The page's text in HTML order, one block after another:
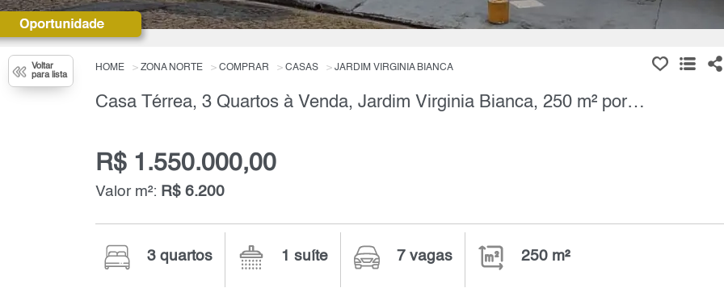
Voltar
para lista
HOME ZONA NORTE COMPRAR CASAS JARDIM VIRGINIA BIANCA
Casa Térrea, 3 Quartos à Venda, Jardim Virginia Bianca, 250 m² por R$ 1.550.000,00
R$ 1.550.000,00
Valor m²: R$ 6.200
3 quartos 1 suíte 7 vagas 250 m²